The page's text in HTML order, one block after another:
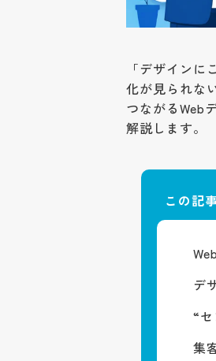
「デザイン
化が見られない
つながるWeb
解説します。
この記
デ
“
集